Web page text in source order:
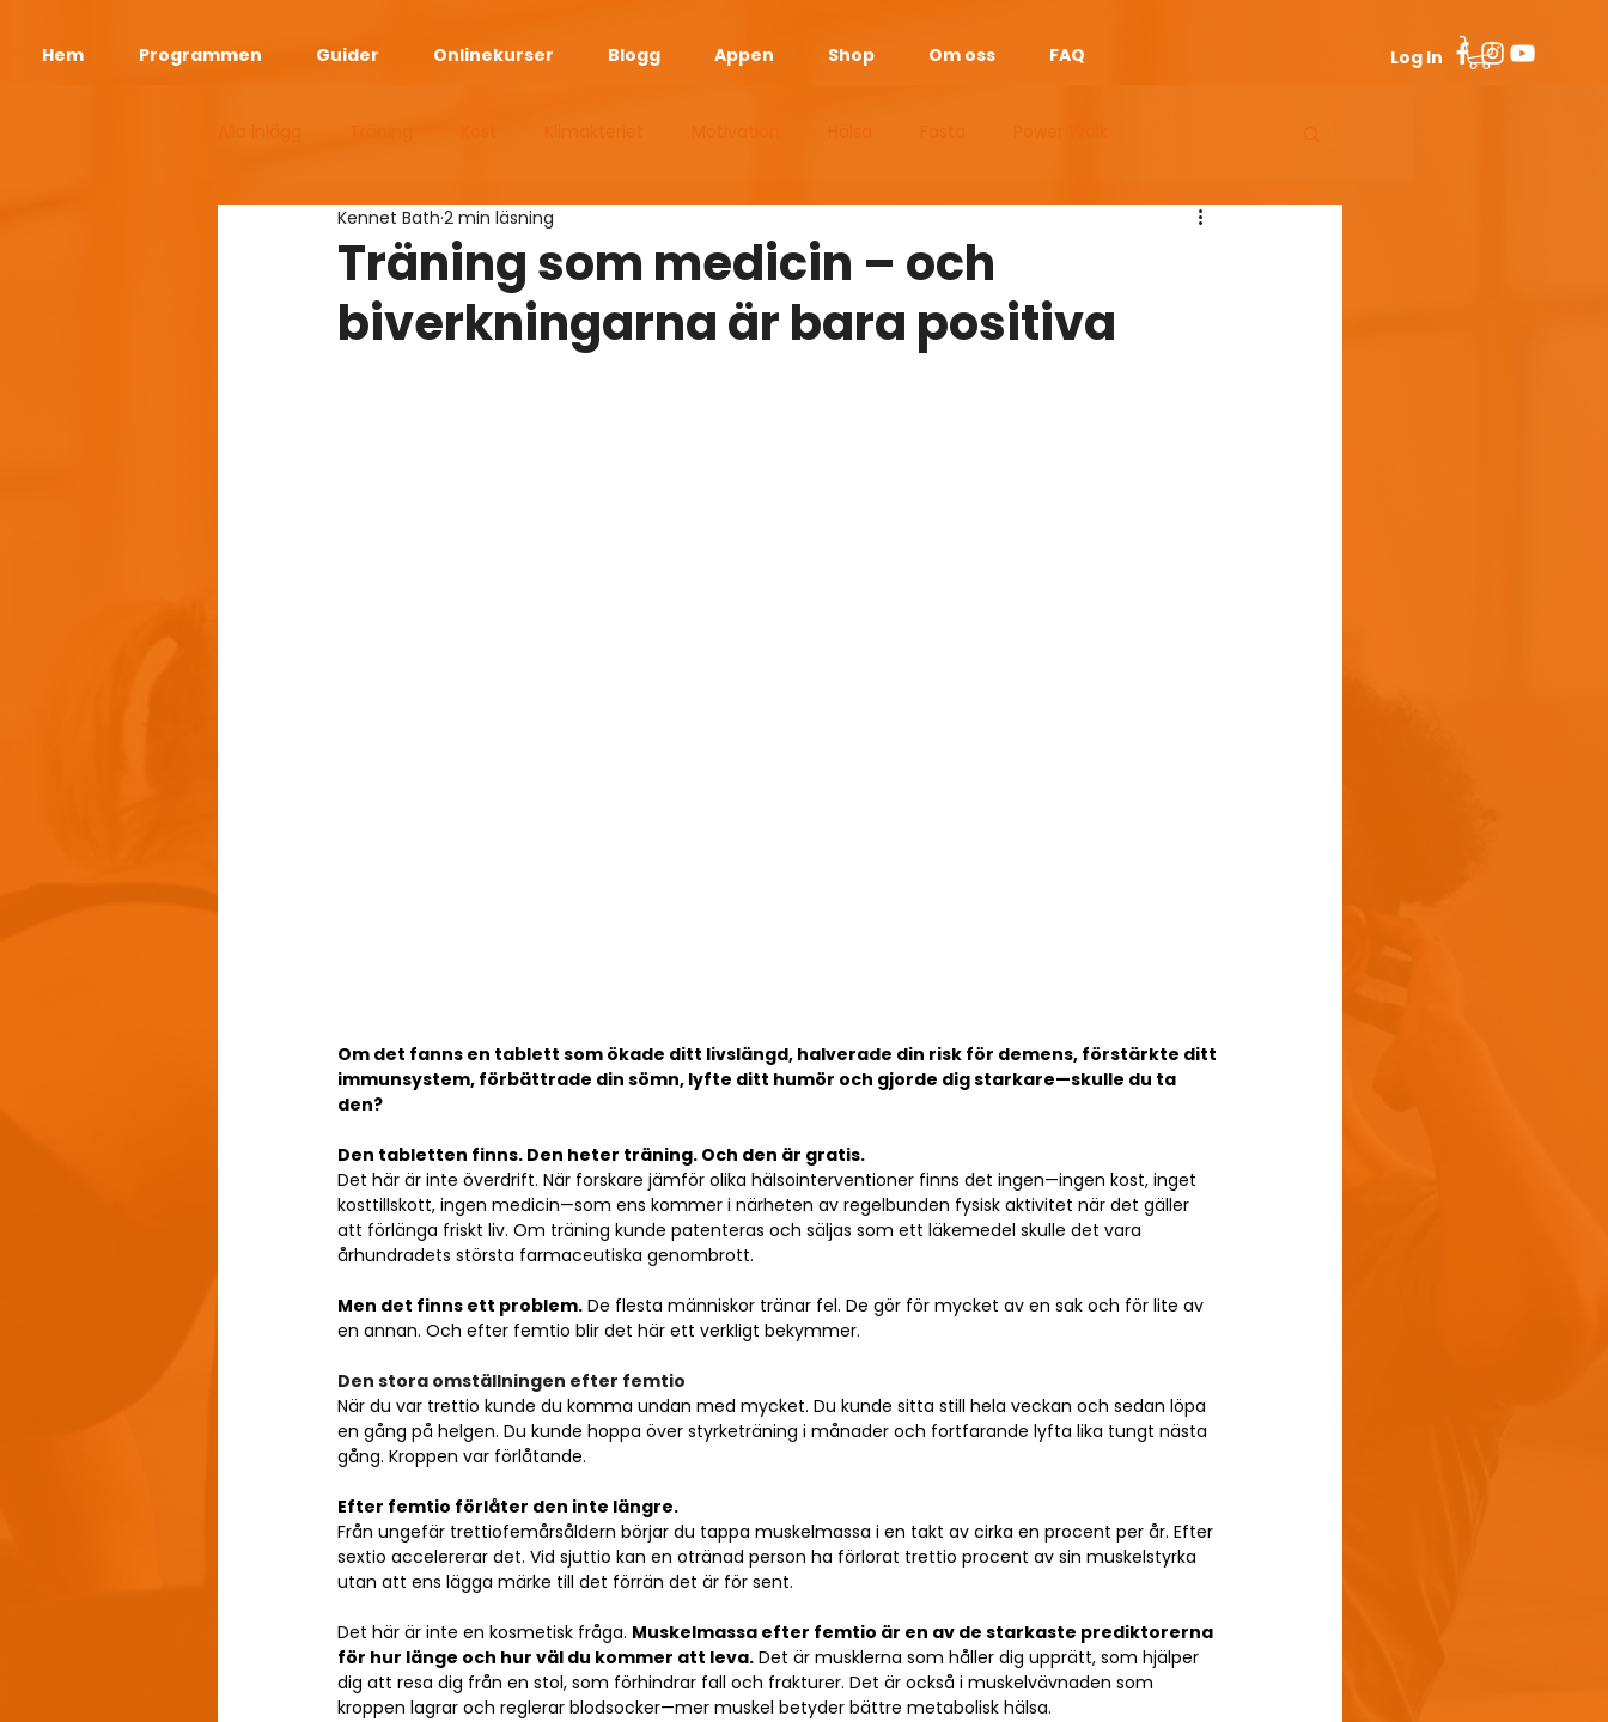
Hem Programmen Guider Onlinekurser Blogg Appen Shop Om oss FAQ Log In
Bodyweight Diet App Viktresan
Träning som medicin – och
biverkningarna är bara positiva
Kennet Bath 2 min läsning
Om det fanns en tablett som ökade ditt livslängd, halverade din risk för demens, förstärkte ditt
immunsystem, förbättrade din sömn, lyfte ditt humör och gjorde dig starkare—skulle du ta
den?
Den tabletten finns. Den heter träning. Och den är gratis.
Det här är inte överdrift. När forskare jämför olika hälsointerventioner finns det ingen—ingen kost, inget
kosttillskott, ingen medicin—som ens kommer i närheten av regelbunden fysisk aktivitet när det gäller
att förlänga friskt liv. Om träning kunde patenteras och säljas som ett läkemedel skulle det vara
århundradets största farmaceutiska genombrott.
Men det finns ett problem. De flesta människor tränar fel. De gör för mycket av en sak och för lite av
en annan. Och efter femtio blir det här ett verkligt bekymmer.
Den stora omställningen efter femtio
När du var trettio kunde du komma undan med mycket. Du kunde sitta still hela veckan och sedan löpa
en gång på helgen. Du kunde hoppa över styrketräning i månader och fortfarande lyfta lika tungt nästa
gång. Kroppen var förlåtande.
Efter femtio förlåter den inte längre.
Från ungefär trettiofemårsåldern börjar du tappa muskelmassa i en takt av cirka en procent per år. Efter
sextio accelererar det. Vid sjuttio kan en otränad person ha förlorat trettio procent av sin muskelstyrka
utan att ens lägga märke till det förrän det är för sent.
Det här är inte en kosmetisk fråga. Muskelmassa efter femtio är en av de starkaste prediktorerna
för hur länge och hur väl du kommer att leva. Det är musklerna som håller dig upprätt, som hjälper
dig att resa dig från en stol, som förhindrar fall och frakturer. Det är också i muskelvävnaden som
kroppen lagrar och reglerar blodsocker—mer muskel betyder bättre metabolisk hälsa.